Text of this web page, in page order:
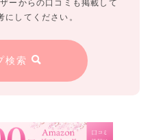
ーからの口コミも掲載して
してください。
検索